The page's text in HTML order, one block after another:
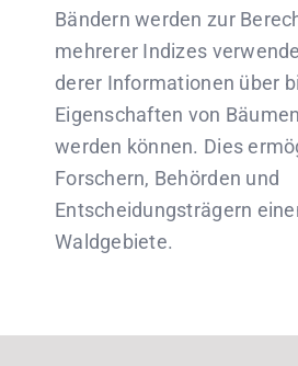
Bändern werden zur
mehrerer Indizes
derer Informationen über
Eigenschaften von
werden können. Dies
Forschern, Behörden und
Entscheidungsträgern
Waldgebiete.